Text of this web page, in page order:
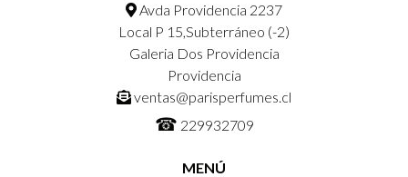
Avda Providencia 2237
Local P 15,Subterráneo (-2)
Galeria Dos Providencia
Providencia
ventas@parisperfumes.cl
☎ 229932709
MENÚ